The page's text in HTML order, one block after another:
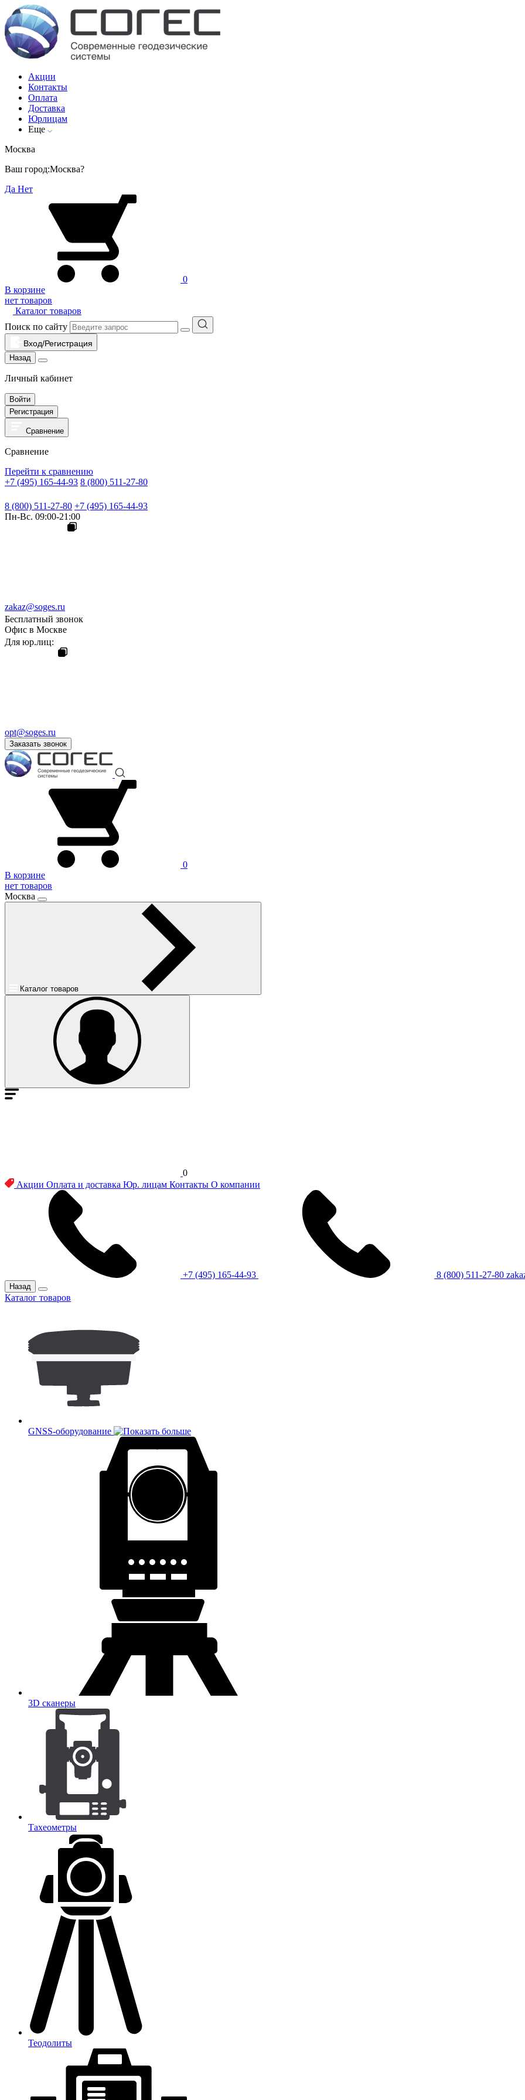
Акции
Контакты
Оплата
Доставка
Юрлицам
Еще
Москва
Ваш город:Москва?
Да Нет
0
В корзине
нет товаров
Каталог товаров
Поиск по сайту
Вход/Регистрация
Назад
Личный кабинет
Войти
Регистрация
Сравнение
Сравнение
Перейти к сравнению
+7 (495) 165-44-93 8 (800) 511-27-80
8 (800) 511-27-80 +7 (495) 165-44-93
Пн-Вс. 09:00-21:00
zakaz@soges.ru
Бесплатный звонок
Офис в Москве
Для юр.лиц:
opt@soges.ru
Заказать звонок
0
В корзине
нет товаров
Москва
Каталог товаров
0
Акции Оплата и доставка Юр. лицам Контакты О компании
+7 (495) 165-44-93 8 (800) 511-27-80
Назад
Каталог товаров
GNSS-оборудование
3D сканеры
Тахеометры
Теодолиты